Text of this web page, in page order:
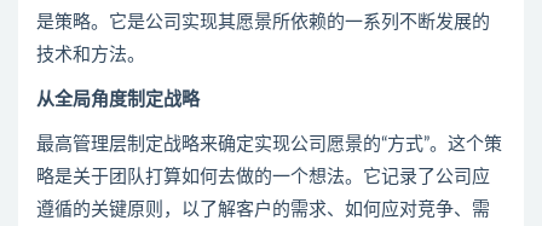
是策略。它是公司实现其愿景所依赖的一系列不断发展的
技术和方法。
从全局角度制定战略
最高管理层制定战略来确定实现公司愿景的“方式”。这个策
略是关于团队打算如何去做的一个想法。它记录了公司应
遵循的关键原则，以了解客户的需求、如何应对竞争、需